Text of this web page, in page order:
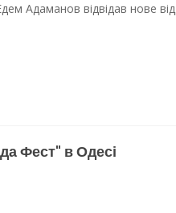
Адаманов відвідав нове
Фест" в Одесі